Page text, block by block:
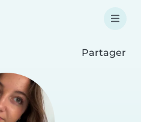
Partager